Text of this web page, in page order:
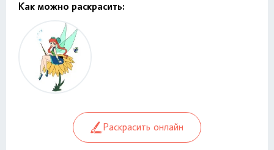
Как можно раскрасить:
Раскрасить онлайн